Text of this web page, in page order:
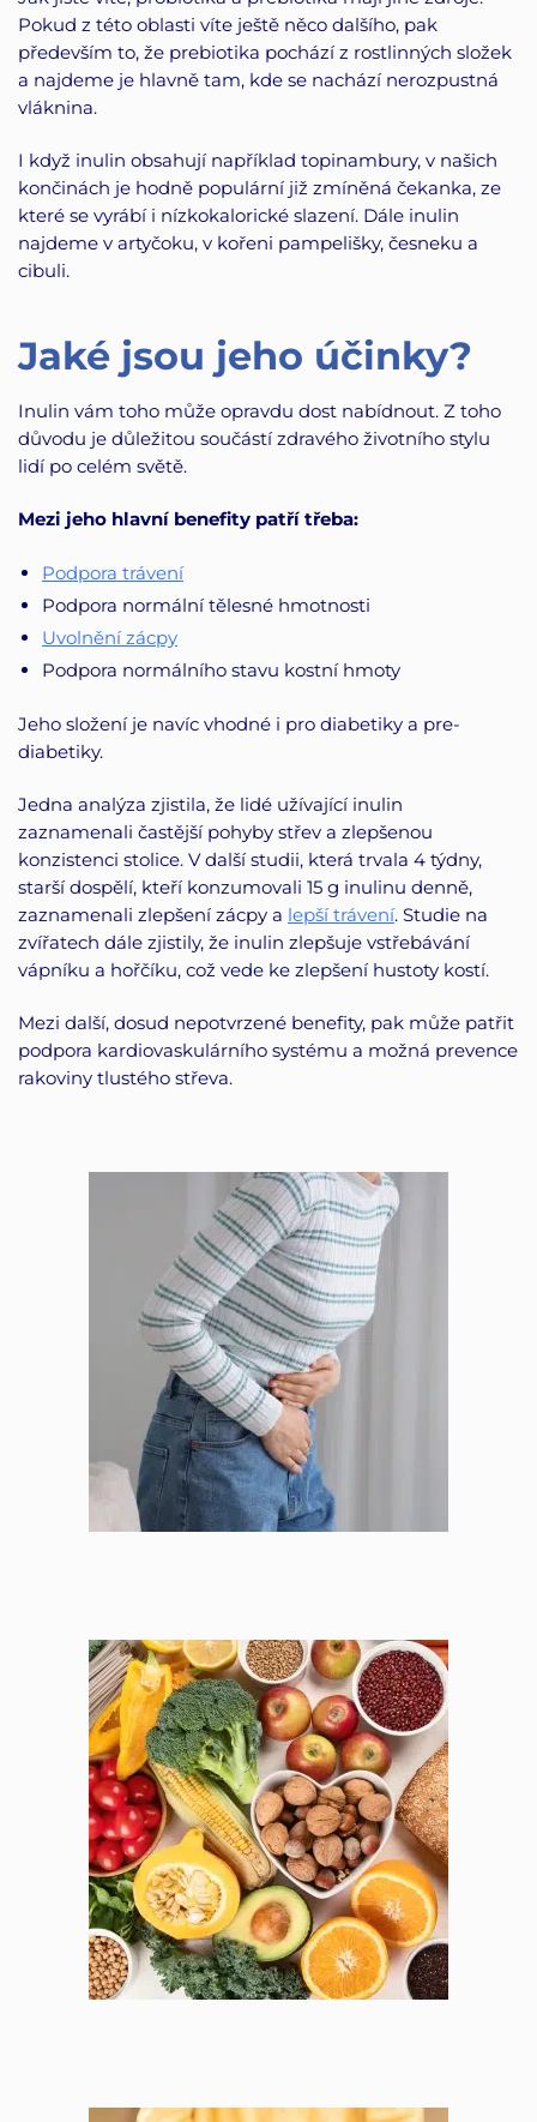
Pokud z této oblasti víte ještě něco dalšího, pak
především to, že prebiotika pochází z rostlinných složek
a najdeme je hlavně tam, kde se nachází nerozpustná
vláknina.
I když inulin obsahují například topinambury, v našich
končinách je hodně populární již zmíněná čekanka, ze
které se vyrábí i nízkokalorické slazení. Dále inulin
najdeme v artyčoku, v kořeni pampelišky, česneku a
cibuli.
Jaké jsou jeho účinky?
Inulin vám toho může opravdu dost nabídnout. Z toho
důvodu je důležitou součástí zdravého životního stylu
lidí po celém světě.
Mezi jeho hlavní benefity patří třeba:
Podpora trávení
Podpora normální tělesné hmotnosti
Uvolnění zácpy
Podpora normálního stavu kostní hmoty
Jeho složení je navíc vhodné i pro diabetiky a pre-
diabetiky.
Jedna analýza zjistila, že lidé užívající inulin
zaznamenali častější pohyby střev a zlepšenou
konzistenci stolice. V další studii, která trvala 4 týdny,
starší dospělí, kteří konzumovali 15 g inulinu denně,
zaznamenali zlepšení zácpy a lepší trávení. Studie na
zvířatech dále zjistily, že inulin zlepšuje vstřebávání
vápníku a hořčíku, což vede ke zlepšení hustoty kostí.
Mezi další, dosud nepotvrzené benefity, pak může patřit
podpora kardiovaskulárního systému a možná prevence
rakoviny tlustého střeva.